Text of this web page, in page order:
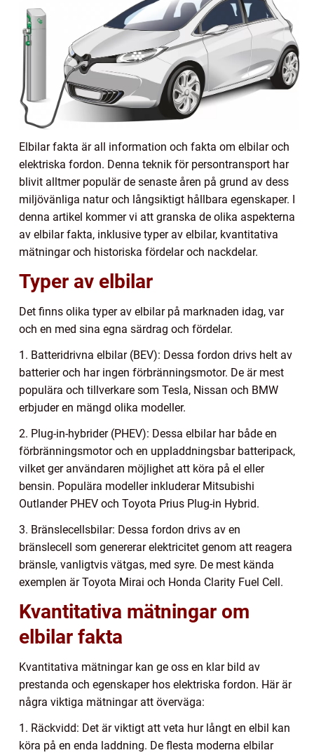
Elbilar fakta är all information och fakta om elbilar och
elektriska fordon. Denna teknik för persontransport har
blivit alltmer populär de senaste åren på grund av dess
miljövänliga natur och långsiktigt hållbara egenskaper. I
denna artikel kommer vi att granska de olika aspekterna
av elbilar fakta, inklusive typer av elbilar, kvantitativa
mätningar och historiska fördelar och nackdelar.
Typer av elbilar
Det finns olika typer av elbilar på marknaden idag, var
och en med sina egna särdrag och fördelar.
1. Batteridrivna elbilar (BEV): Dessa fordon drivs helt av
batterier och har ingen förbränningsmotor. De är mest
populära och tillverkare som Tesla, Nissan och BMW
erbjuder en mängd olika modeller.
2. Plug-in-hybrider (PHEV): Dessa elbilar har både en
förbränningsmotor och en uppladdningsbar batteripack,
vilket ger användaren möjlighet att köra på el eller
bensin. Populära modeller inkluderar Mitsubishi
Outlander PHEV och Toyota Prius Plug-in Hybrid.
3. Bränslecellsbilar: Dessa fordon drivs av en
bränslecell som genererar elektricitet genom att reagera
bränsle, vanligtvis vätgas, med syre. De mest kända
exemplen är Toyota Mirai och Honda Clarity Fuel Cell.
Kvantitativa mätningar om
elbilar fakta
Kvantitativa mätningar kan ge oss en klar bild av
prestanda och egenskaper hos elektriska fordon. Här är
några viktiga mätningar att överväga:
1. Räckvidd: Det är viktigt att veta hur långt en elbil kan
köra på en enda laddning. De flesta moderna elbilar